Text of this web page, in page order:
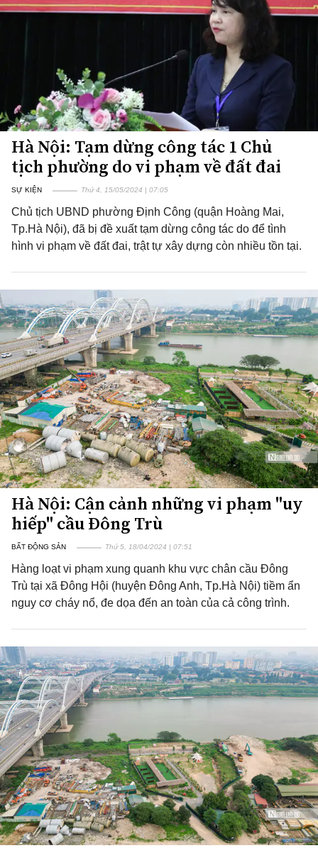
Hà Nội: Tạm dừng công tác 1 Chủ
tịch phường do vi phạm về đất đai
SỰ KIỆN Thứ 4, 15/05/2024 | 07:05
Chủ tịch UBND phường Định Công (quận Hoàng Mai,
Tp.Hà Nội), đã bị đề xuất tạm dừng công tác do để tình
hình vi phạm về đất đai, trật tự xây dựng còn nhiều tồn tại.
Hà Nội: Cận cảnh những vi phạm "uy
hiếp" cầu Đông Trù
BẤT ĐỘNG SẢN Thứ 5, 18/04/2024 | 07:51
Hàng loạt vi phạm xung quanh khu vực chân cầu Đông
Trù tại xã Đông Hội (huyện Đông Anh, Tp.Hà Nội) tiềm ẩn
nguy cơ cháy nổ, đe dọa đến an toàn của cả công trình.